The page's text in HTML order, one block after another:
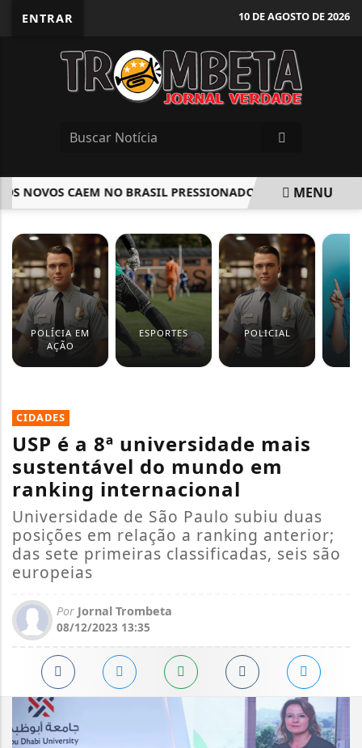
ENTRAR 10 DE AGOSTO DE 2026
NOVOS CAEM NO BRASIL PRESSIONADOS POR ESTRATÉGIA
MENU
POLÍCIA EM
AÇÃO
ESPORTES POLICIAL
CIDADES
USP é a 8ª universidade mais
sustentável do mundo em
ranking internacional
Universidade de São Paulo subiu duas
posições em relação a ranking anterior;
das sete primeiras classificadas, seis são
europeias
Por Jornal Trombeta
08/12/2023 13:35